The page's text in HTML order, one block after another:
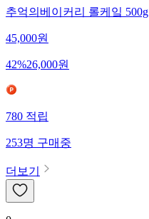
추억의베이커리 롤케잌 500g
45,000원
42%26,000원
780 적립
253명 구매중
더보기